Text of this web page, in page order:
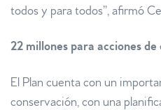
todos y para todos”, afirmó
22 millones para acciones de
El Plan cuenta con un
conservación, con una